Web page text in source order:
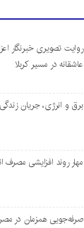
روایت تصویری خبرنگار
عاشقانه در مسیر کربلا
برق و انرژی، جریان زندگی
مهار روند افزایشی
صرفه‌جویی همزمان در